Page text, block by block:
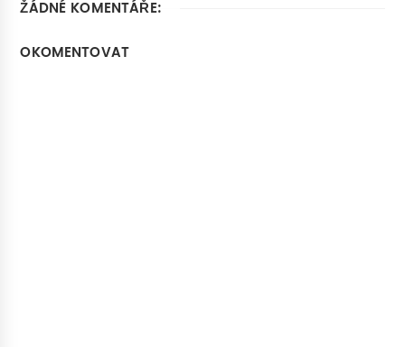
ŽÁDNÉ KOMENTÁŘE:
OKOMENTOVAT